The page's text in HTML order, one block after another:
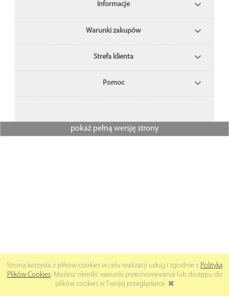
Strona korzysta z plików cookies w celu realizacji usług i zgodnie z Polityką
Plików Cookies. Możesz określić warunki przechowywania lub dostępu do
plików cookies w Twojej przeglądarce.
Informacje
Warunki zakupów
Strefa klienta
Pomoc
pokaż pełną wersję strony